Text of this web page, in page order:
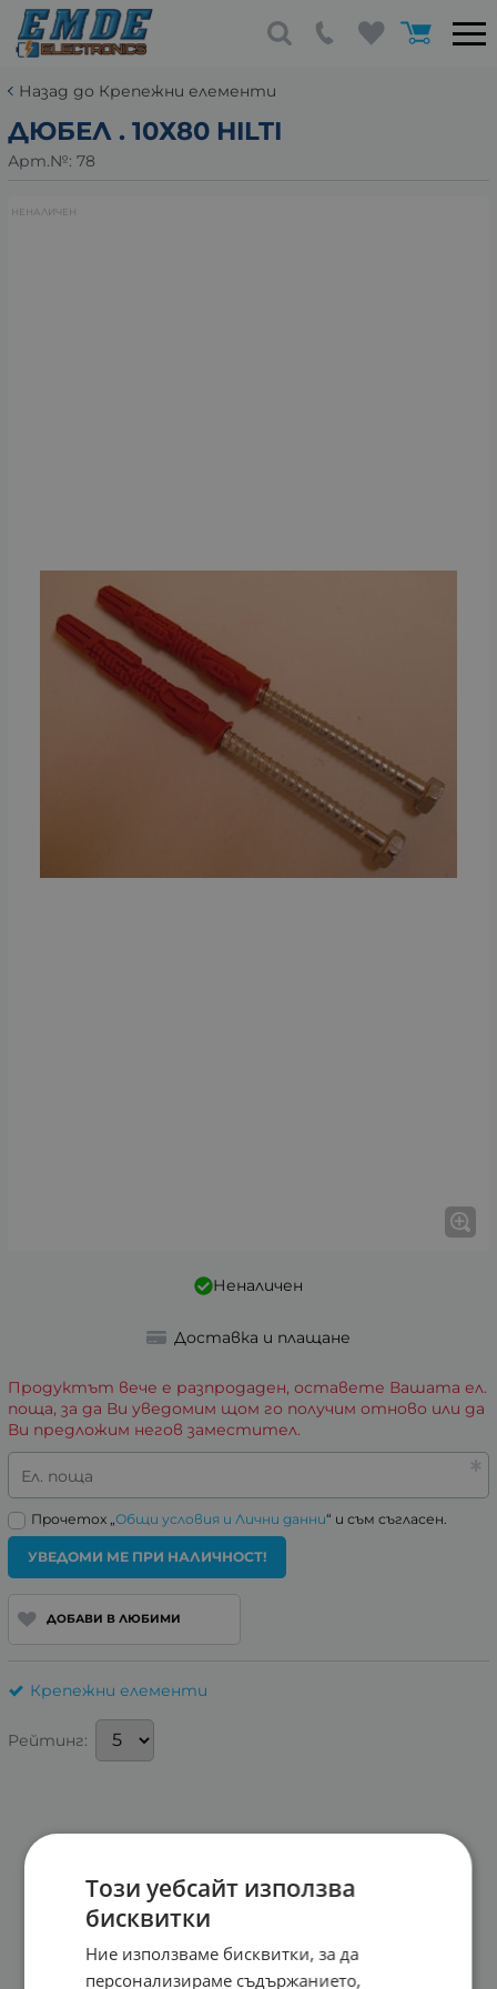
Назад до Крепежни елементи
ДЮБЕЛ . 10Х80 HILTI
Арт.№: 78
НЕНАЛИЧЕН
Неналичен
Доставка и плащане
Продуктът вече е разпродаден, оставете Вашата ел.
поща, за да Ви уведомим щом го получим отново или да
Ви предложим негов заместител.
Ел. поща
Прочетох „Общи условия и Лични данни“ и съм съгласен.
УВЕДОМИ МЕ ПРИ НАЛИЧНОСТ!
ДОБАВИ В ЛЮБИМИ
Крепежни елементи
Рейтинг:
Този уебсайт използва
бисквитки
Ние използваме бисквитки, за да
персонализираме съдържанието,